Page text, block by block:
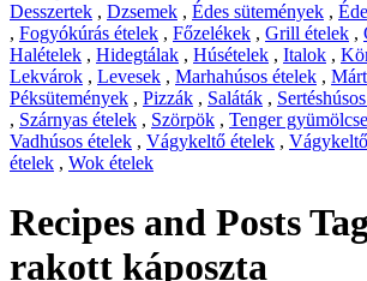
Desszertek , Dzsemek , Édes sütemények ,
, Fogyókúrás ételek , Főzelékek , Grill ételek ,
Halételek , Hidegtálak , Húsételek , Italok ,
Lekvárok , Levesek , Marhahúsos ételek ,
Péksütemények , Pizzák , Saláták ,
, Szárnyas ételek , Szörpök , Tenger
Vadhúsos ételek , Vágykeltő ételek ,
ételek , Wok ételek
Recipes and Posts
rakott káposzta